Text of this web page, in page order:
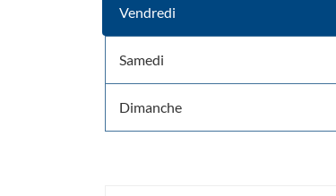
Horaires
d'ouverture
d'aujourd'hui
Vendredi
Samedi
Dimanche